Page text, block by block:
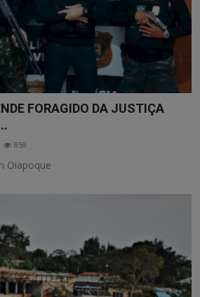
FORAGIDO DA JUSTIÇA
859
Oiapoque